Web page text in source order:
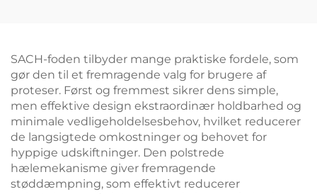
SACH-foden tilbyder mange praktiske fordele, som
gør den til et fremragende valg for brugere af
proteser. Først og fremmest sikrer dens simple,
men effektive design ekstraordinær holdbarhed og
minimale vedligeholdelsesbehov, hvilket reducerer
de langsigtede omkostninger og behovet for
hyppige udskiftninger. Den polstrede
hælemekanisme giver fremragende
støddæmpning, som effektivt reducerer